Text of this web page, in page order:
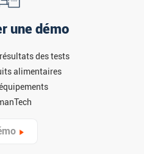
une démo
des tests
alimentaires